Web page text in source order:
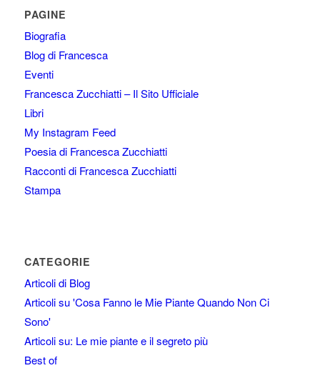
PAGINE
Biografia
Blog di Francesca
Eventi
Francesca Zucchiatti – Il Sito Ufficiale
Libri
My Instagram Feed
Poesia di Francesca Zucchiatti
Racconti di Francesca Zucchiatti
Stampa
CATEGORIE
Articoli di Blog
Articoli su 'Cosa Fanno le Mie Piante Quando Non Ci
Sono'
Articoli su: Le mie piante e il segreto più
Best of